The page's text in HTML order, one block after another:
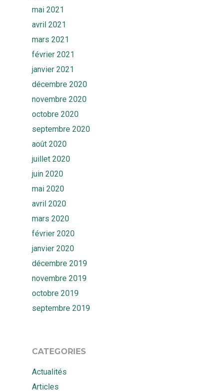
mai 2021
avril 2021
mars 2021
février 2021
janvier 2021
décembre 2020
novembre 2020
octobre 2020
septembre 2020
août 2020
juillet 2020
juin 2020
mai 2020
avril 2020
mars 2020
février 2020
janvier 2020
décembre 2019
novembre 2019
octobre 2019
septembre 2019
CATEGORIES
Actualités
Articles